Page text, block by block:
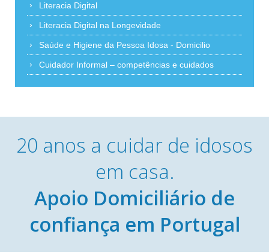
Literacia Digital
Literacia Digital na Longevidade
Saúde e Higiene da Pessoa Idosa - Domicilio
Cuidador Informal – competências e cuidados
20 anos a cuidar de idosos
em casa.
Apoio Domiciliário de
confiança em Portugal